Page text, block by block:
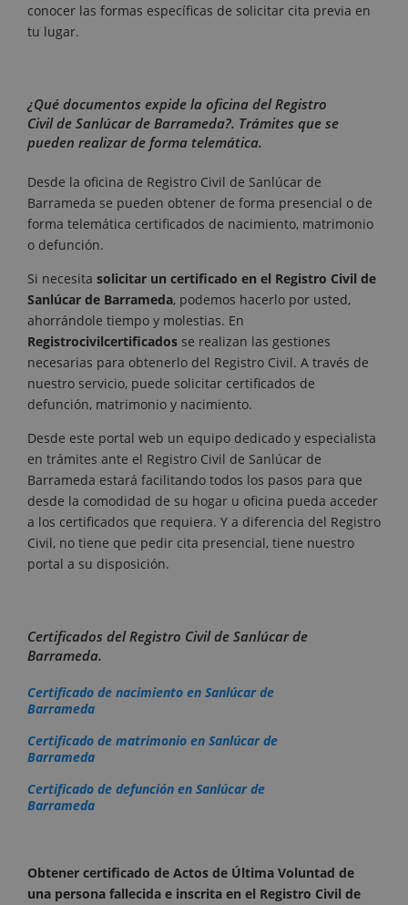
conocer las formas específicas de solicitar cita previa en
tu lugar.
¿Qué documentos expide la oficina del Registro
Civil de Sanlúcar de Barrameda?. Trámites que se
pueden realizar de forma telemática.
Desde la oficina de Registro Civil de Sanlúcar de
Barrameda se pueden obtener de forma presencial o de
forma telemática certificados de nacimiento, matrimonio
o defunción.
Si necesita solicitar un certificado en el Registro Civil de
Sanlúcar de Barrameda, podemos hacerlo por usted,
ahorrándole tiempo y molestias. En
Registrocivilcertificados se realizan las gestiones
necesarias para obtenerlo del Registro Civil. A través de
nuestro servicio, puede solicitar certificados de
defunción, matrimonio y nacimiento.
Desde este portal web un equipo dedicado y especialista
en trámites ante el Registro Civil de Sanlúcar de
Barrameda estará facilitando todos los pasos para que
desde la comodidad de su hogar u oficina pueda acceder
a los certificados que requiera. Y a diferencia del Registro
Civil, no tiene que pedir cita presencial, tiene nuestro
portal a su disposición.
Certificados del Registro Civil de Sanlúcar de
Barrameda.
Certificado de nacimiento en Sanlúcar de
Barrameda
Certificado de matrimonio en Sanlúcar de
Barrameda
Certificado de defunción en Sanlúcar de
Barrameda
Obtener certificado de Actos de Última Voluntad de
una persona fallecida e inscrita en el Registro Civil de